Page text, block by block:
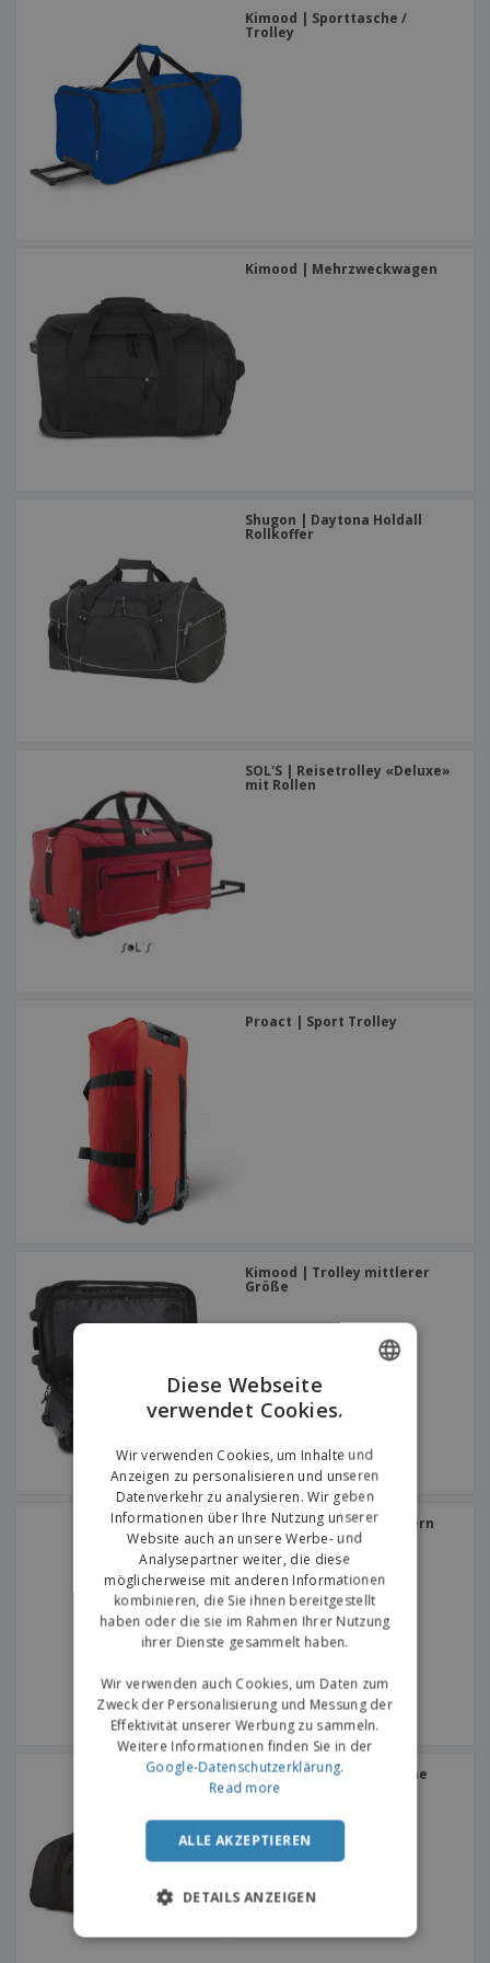
Kimood | Sporttasche /
Trolley
Kimood | Mehrzweckwagen
Shugon | Daytona Holdall
Rollkoffer
SOL'S | Reisetrolley «Deluxe»
mit Rollen
Proact | Sport Trolley
Kimood | Trolley mittlerer
Größe
Shugon | Koffer mit Rädern
Paris
Bag Base | Trolley-Tasche
ENGLISH
Diese Webseite
verwendet Cookies.
Wir verwenden Cookies, um Inhalte und
Anzeigen zu personalisieren und unseren
Datenverkehr zu analysieren. Wir geben
Informationen über Ihre Nutzung unserer
Website auch an unsere Werbe- und
Analysepartner weiter, die diese
möglicherweise mit anderen Informationen
kombinieren, die Sie ihnen bereitgestellt
haben oder die sie im Rahmen Ihrer Nutzung
ihrer Dienste gesammelt haben.
Wir verwenden auch Cookies, um Daten zum
Zweck der Personalisierung und Messung der
Effektivität unserer Werbung zu sammeln.
Weitere Informationen finden Sie in der
Google-Datenschutzerklärung.
Read more
ALLE AKZEPTIEREN
DETAILS ANZEIGEN